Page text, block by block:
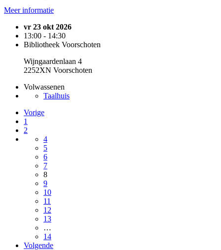
Meer informatie
vr 23 okt 2026
13:00 - 14:30
Bibliotheek Voorschoten
Wijngaardenlaan 4
2252XN Voorschoten
Volwassenen
Taalhuis
Vorige
1
2
4
5
6
7
8
9
10
11
12
13
…
14
Volgende